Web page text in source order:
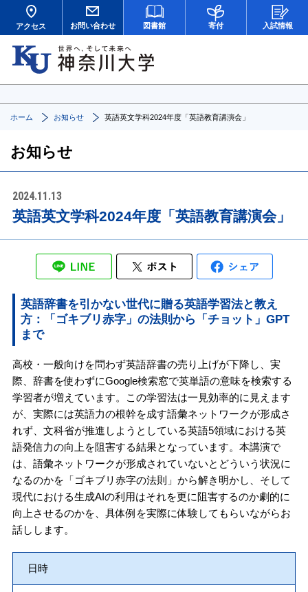
アクセス お問い合わせ 図書館 寄付 入試情報
ホーム お知らせ 英語英文学科2024年度「英語教育講演会」
お知らせ
2024.11.13
英語英文学科2024年度「英語教育講演会」
英語辞書を引かない世代に贈る英語学習法と教え
方：「ゴキブリ赤字」の法則から「チョット」GPT
まで
高校・一般向けを問わず英語辞書の売り上げが下降し、実
際、辞書を使わずにGoogle検索窓で英単語の意味を検索する
学習者が増えています。この学習法は一見効率的に見えます
が、実際には英語力の根幹を成す語彙ネットワークが形成さ
れず、文科省が推進しようとしている英語5領域における英
語発信力の向上を阻害する結果となっています。本講演で
は、語彙ネットワークが形成されていないとどういう状況に
なるのかを「ゴキブリ赤字の法則」から解き明かし、そして
現代における生成AIの利用はそれを更に阻害するのか劇的に
向上させるのかを、具体例を実際に体験してもらいながらお
話しします。
日時